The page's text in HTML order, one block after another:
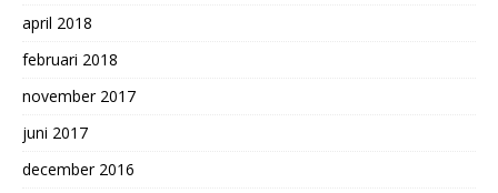
april 2018
februari 2018
november 2017
juni 2017
december 2016